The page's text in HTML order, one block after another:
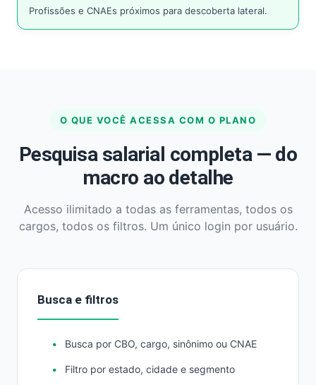
Profissões e CNAEs próximos para descoberta lateral.
O QUE VOCÊ ACESSA COM O PLANO
Pesquisa salarial completa — do
macro ao detalhe
Acesso ilimitado a todas as ferramentas, todos os
cargos, todos os filtros. Um único login por usuário.
Busca e filtros
Busca por CBO, cargo, sinônimo ou CNAE
Filtro por estado, cidade e segmento